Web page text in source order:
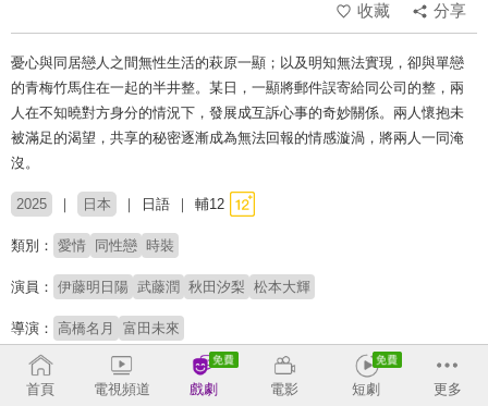
收藏
分享
憂心與同居戀人之間無性生活的萩原一顯；以及明知無法實現，卻與單戀
的青梅竹馬住在一起的半井整。某日，一顯將郵件誤寄給同公司的整，兩
人在不知曉對方身分的情況下，發展成互訴心事的奇妙關係。兩人懷抱未
被滿足的渴望，共享的秘密逐漸成為無法回報的情感漩渦，將兩人一同淹
沒。
2025 日本 日語 輔12
類別： 愛情 同性戀 時裝
演員： 伊藤明日陽 武藤潤 秋田汐梨 松本大輝
導演： 高橋名月 富田未來
首頁 電視頻道 戲劇 電影 短劇 更多